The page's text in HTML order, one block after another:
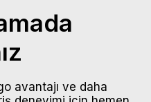
avantajı ve daha